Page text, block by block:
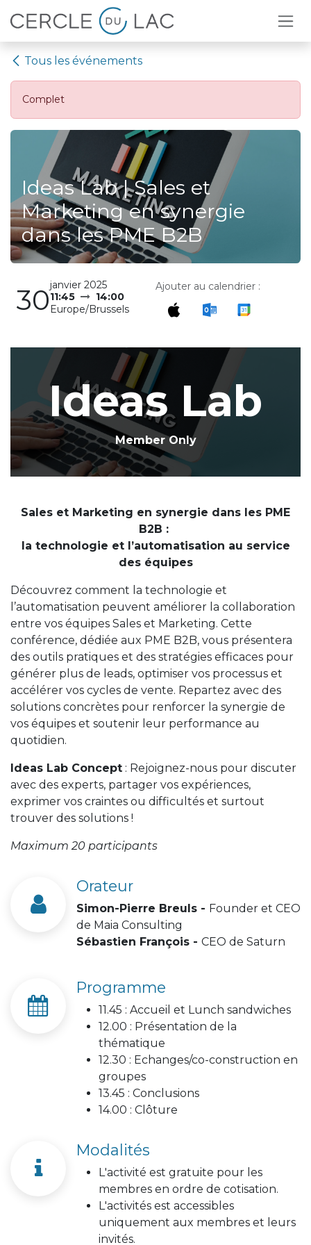
Se rendre au contenu
Tous les événements
Complet
Ideas Lab | Sales et
Marketing en synergie
dans les PME B2B
30janvier 2025
11:45
14:00
Europe/Brussels
Ajouter au calendrier :
Ideas Lab
Member Only
Sales et Marketing en synergie dans les PME
B2B :
la technologie et l’automatisation au service
des équipes
Découvrez comment la technologie et
l’automatisation peuvent améliorer la collaboration
entre vos équipes Sales et Marketing. Cette
conférence, dédiée aux PME B2B, vous présentera
des outils pratiques et des stratégies efficaces pour
générer plus de leads, optimiser vos processus et
accélérer vos cycles de vente. Repartez avec des
solutions concrètes pour renforcer la synergie de
vos équipes et soutenir leur performance au
quotidien.
Ideas Lab Concept : Rejoignez-nous pour discuter
avec des experts, partager vos expériences,
exprimer vos craintes ou difficultés et surtout
trouver des solutions !
Maximum 20 participants
Orateur
Simon-Pierre Breuls - Founder et CEO
de Maia Consulting
Sébastien François - CEO de Saturn
Programme
11.45 : Accueil et Lunch sandwiches
12.00 : Présentation de la
thématique
12.30 : Echanges/co-construction en
groupes
13.45 : Conclusions
14.00 : Clôture
Modalités
L'activité est gratuite pour les
membres en ordre de cotisation.
L'activités est accessibles
uniquement aux membres et leurs
invités.